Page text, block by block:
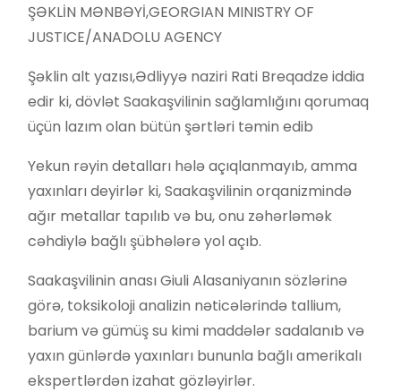
ŞƏKLİN MƏNBƏYİ,GEORGIAN MINISTRY OF
JUSTICE/ANADOLU AGENCY
Şəklin alt yazısı,Ədliyyə naziri Rati Breqadze iddia
edir ki, dövlət Saakaşvilinin sağlamlığını qorumaq
üçün lazım olan bütün şərtləri təmin edib
Yekun rəyin detalları hələ açıqlanmayıb, amma
yaxınları deyirlər ki, Saakaşvilinin orqanizmində
ağır metallar tapılıb və bu, onu zəhərləmək
cəhdiylə bağlı şübhələrə yol açıb.
Saakaşvilinin anası Giuli Alasaniyanın sözlərinə
görə, toksikoloji analizin nəticələrində tallium,
barium və gümüş su kimi maddələr sadalanıb və
yaxın günlərdə yaxınları bununla bağlı amerikalı
ekspertlərdən izahat gözləyirlər.